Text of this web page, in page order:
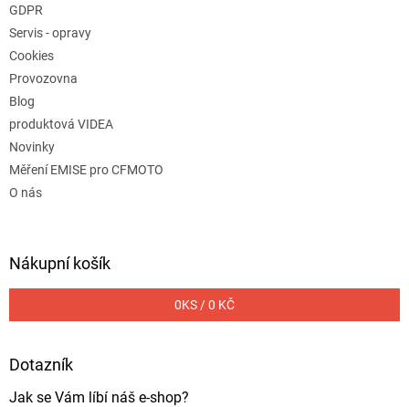
GDPR
Servis - opravy
Cookies
Provozovna
Blog
produktová VIDEA
Novinky
Měření EMISE pro CFMOTO
O nás
Nákupní košík
0KS /0 KČ
Dotazník
Jak se Vám líbí náš e-shop?